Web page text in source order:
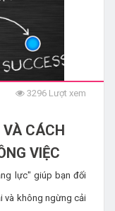
3296 Lượt xem
CÁCH
VIỆC
lực" giúp bạn đối
và không ngừng cải